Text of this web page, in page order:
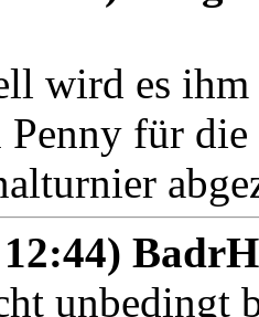
wird es ihm
für
12:44)
unbedingt